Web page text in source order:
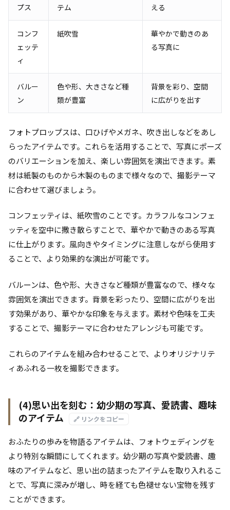
プス
テム
える
コンフ
ェッテ
ィ
紙吹雪
華やかで動きのあ
る写真に
バルー
ン
色や形、大きさなど種
類が豊富
背景を彩り、空間
に広がりを出す
フォトプロップスは、口ひげやメガネ、吹き出しなどをあし
らったアイテムです。これらを活用することで、写真にポーズ
のバリエーションを加え、楽しい雰囲気を演出できます。素
材は紙製のものから木製のものまで様々なので、撮影テーマ
に合わせて選びましょう。
コンフェッティは、紙吹雪のことです。カラフルなコンフェ
ッティを空中に撒き散らすことで、華やかで動きのある写真
に仕上がります。風向きやタイミングに注意しながら使用す
ることで、より効果的な演出が可能です。
バルーンは、色や形、大きさなど種類が豊富なので、様々な
雰囲気を演出できます。背景を彩ったり、空間に広がりを出
す効果があり、華やかな印象を与えます。素材や色味を工夫
することで、撮影テーマに合わせたアレンジも可能です。
これらのアイテムを組み合わせることで、よりオリジナリテ
ィあふれる一枚を撮影できます。
(4)思い出を刻む：幼少期の写真、愛読書、趣味
のアイテム
🔗 リンクをコピー
おふたりの歩みを物語るアイテムは、フォトウェディングを
より特別な瞬間にしてくれます。幼少期の写真や愛読書、趣
味のアイテムなど、思い出の詰まったアイテムを取り入れるこ
とで、写真に深みが増し、時を経ても色褪せない宝物を残す
ことができます。